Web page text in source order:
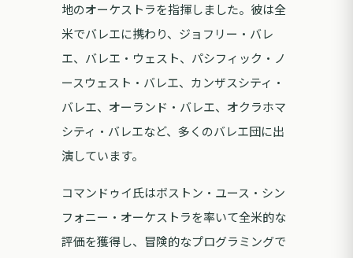
地のオーケストラを指揮しました。彼は全
米でバレエに携わり、ジョフリー・バレ
エ、バレエ・ウェスト、パシフィック・ノ
ースウェスト・バレエ、カンザスシティ・
バレエ、オーランド・バレエ、オクラホマ
シティ・バレエなど、多くのバレエ団に出
演しています。
コマンドゥイ氏はボストン・ユース・シン
フォニー・オーケストラを率いて全米的な
評価を獲得し、冒険的なプログラミングで